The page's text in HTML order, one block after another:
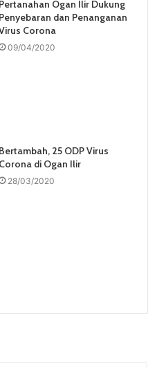
Pertanahan Ogan Ilir Dukung
Penyebaran dan Penanganan
Corona
09/04/2020
Bertambah, 25 ODP Virus
Corona di Ogan Ilir
28/03/2020